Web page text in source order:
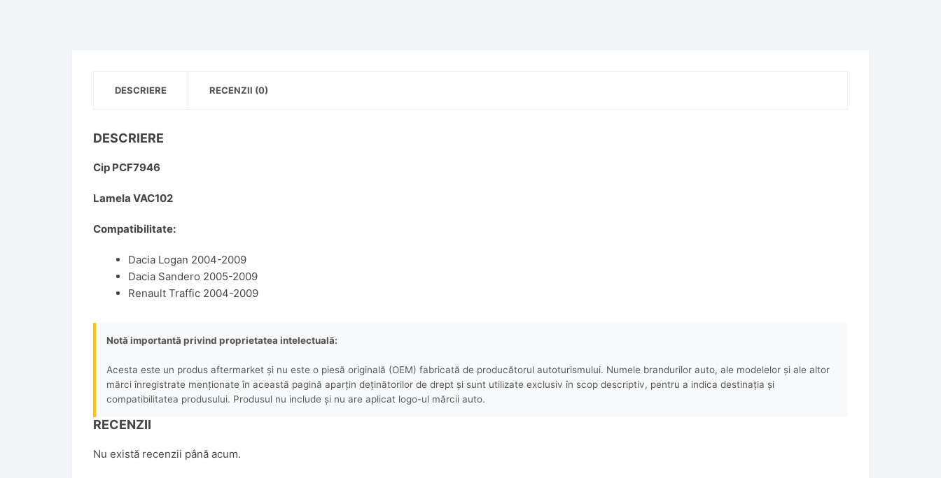
DESCRIERE RECENZII (0)
DESCRIERE
Cip PCF7946
Lamela VAC102
Compatibilitate:
Dacia Logan 2004-2009
Dacia Sandero 2005-2009
Renault Traffic 2004-2009
Notă importantă privind proprietatea intelectuală:
Acesta este un produs aftermarket și nu este o piesă originală (OEM) fabricată de producătorul autoturismului. Numele brandurilor auto, ale modelelor și ale altor
mărci înregistrate menționate în această pagină aparțin deținătorilor de drept și sunt utilizate exclusiv în scop descriptiv, pentru a indica destinația și
compatibilitatea produsului. Produsul nu include și nu are aplicat logo-ul mărcii auto.
RECENZII
Nu există recenzii până acum.